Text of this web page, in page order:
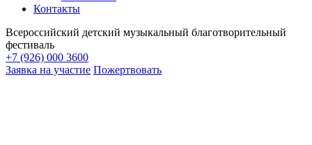
Контакты
Всероссийский детский музыкальный благотворительный
фестиваль
+7 (926) 000 3600
Заявка на участие Пожертвовать